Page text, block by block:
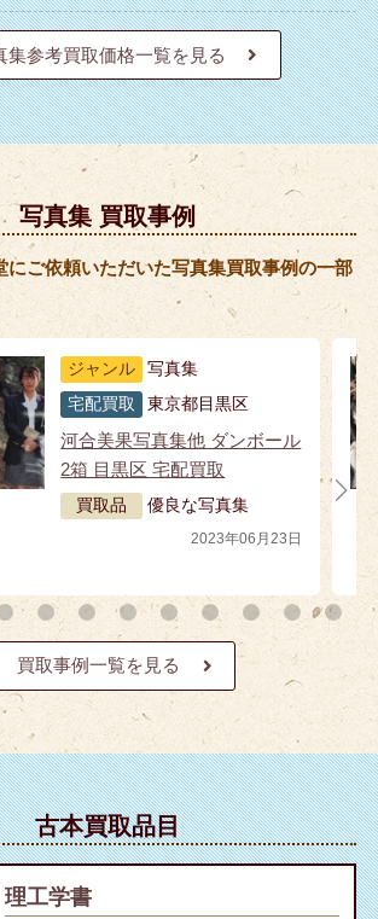
集参考買取価格一覧を見る
写真集 買取事例
にご依頼いただいた写真集買取事例の一部
ジャンル
写真集
宅配買取
東京都目黒区
河合美果写真集他 ダンボール
2箱 目黒区 宅配買取
買取品 優良な写真集
2023年06月23日
買取事例一覧を見る
古本買取品目
理工学書